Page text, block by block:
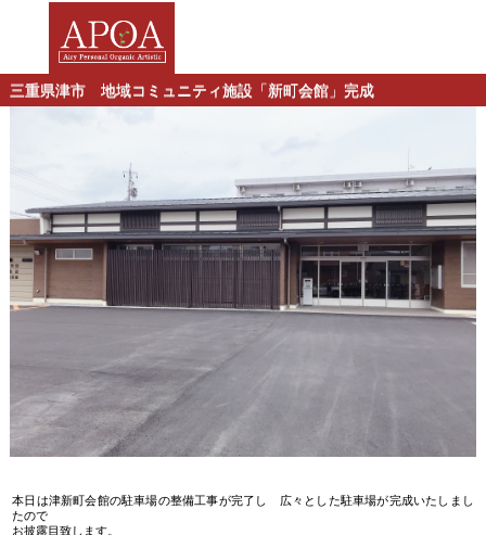
三重県津市 地域コミュニティ施設「新町会館」完成
本日は津新町会館の駐車場の整備工事が完了し 広々とした駐車場が完成いたしまし
たので
お披露目致します。